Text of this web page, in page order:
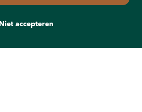
Niet accepteren